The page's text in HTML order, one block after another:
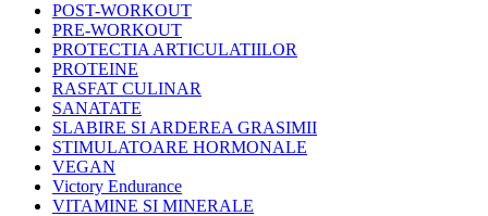
POST-WORKOUT
PRE-WORKOUT
PROTECTIA ARTICULATIILOR
PROTEINE
RASFAT CULINAR
SANATATE
SLABIRE SI ARDEREA GRASIMII
STIMULATOARE HORMONALE
VEGAN
Victory Endurance
VITAMINE SI MINERALE